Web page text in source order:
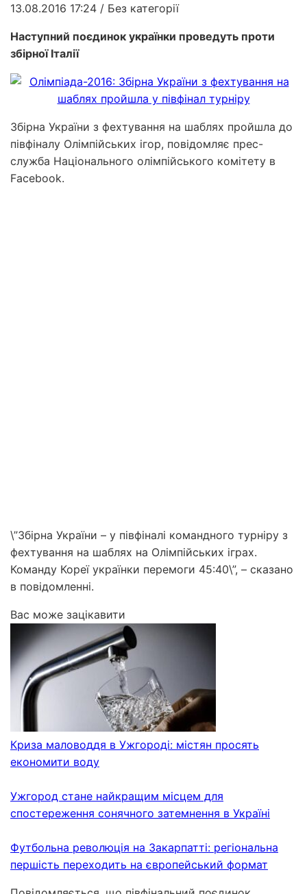
13.08.2016 17:24 / Без категорії
Наступний поєдинок українки проведуть проти
збірної Італії
Збірна України з фехтування на шаблях пройшла до
півфіналу Олімпійських ігор, повідомляє прес-
служба Національного олімпійського комітету в
Facebook.
\”Збірна України – у півфіналі командного турніру з
фехтування на шаблях на Олімпійських іграх.
Команду Кореї українки перемоги 45:40\”, – сказано
в повідомленні.
Вас може зацікавити
Криза маловоддя в Ужгороді: містян просять
економити воду
Ужгород стане найкращим місцем для
спостереження сонячного затемнення в Україні
Футбольна революція на Закарпатті: регіональна
першість переходить на європейський формат